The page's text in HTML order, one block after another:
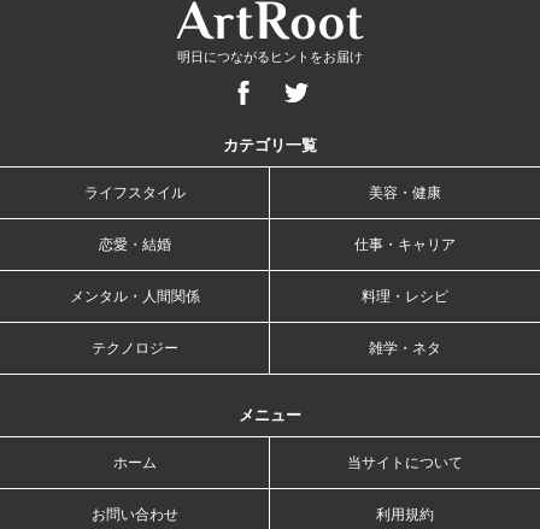
明日につながるヒントをお届け
カテゴリ一覧
ライフスタイル 美容・健康
恋愛・結婚 仕事・キャリア
メンタル・人間関係 料理・レシピ
テクノロジー 雑学・ネタ
メニュー
ホーム 当サイトについて
お問い合わせ 利用規約